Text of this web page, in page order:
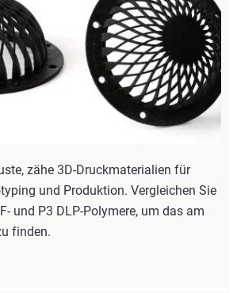
zähe 3D-Druckmaterialien für
und Produktion. Vergleichen Sie
und P3 DLP-Polymere, um das am
finden.